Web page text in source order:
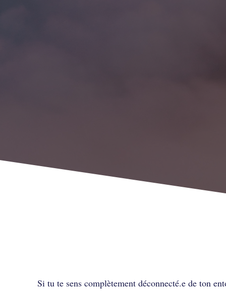
Si tu te sens complètement déconnecté.e de ton